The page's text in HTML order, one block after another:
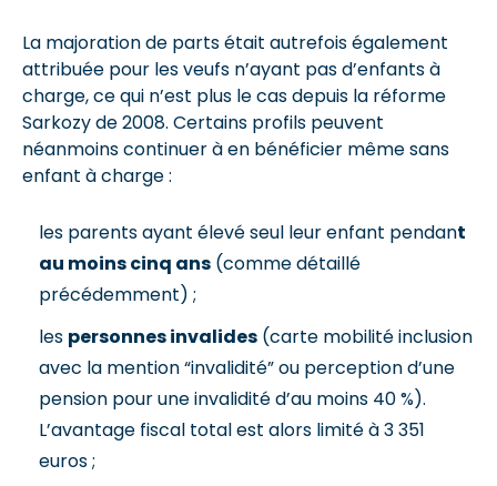
La majoration de parts était autrefois également
attribuée pour les veufs n’ayant pas d’enfants à
charge, ce qui n’est plus le cas depuis la réforme
Sarkozy de 2008. Certains profils peuvent
néanmoins continuer à en bénéficier même sans
enfant à charge :
les parents ayant élevé seul leur enfant pendant
au moins cinq ans (comme détaillé
précédemment) ;
les personnes invalides (carte mobilité inclusion
avec la mention “invalidité” ou perception d’une
pension pour une invalidité d’au moins 40 %).
L’avantage fiscal total est alors limité à 3 351
euros ;